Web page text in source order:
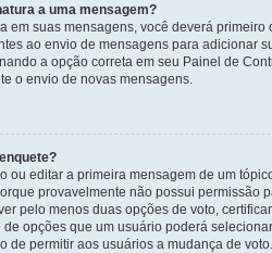
a uma mensagem?
em suas mensagens, você deverá
ao envio de mensagens para adicionar
a opção correta em seu Painel de
o envio de novas mensagens.
ou editar a primeira mensagem de um
provavelmente não possui permissão
pelo menos duas opções de voto,
opções que um usuário poderá
de permitir aos usuários a mudança de voto.